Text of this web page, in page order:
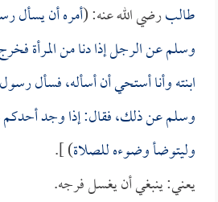
طالبرضي الله عنه: (أمره أن يسأل
وسلم عن الرجل إذا دنا من المرأة
ابنته وأنا أستحي أن أسأله، فسأل
وسلم عن ذلك، فقال: إذا وجد
وليتوضأ وضوءه للصلاة) ].
يعني: ينبغي أن يغسل فرجه.